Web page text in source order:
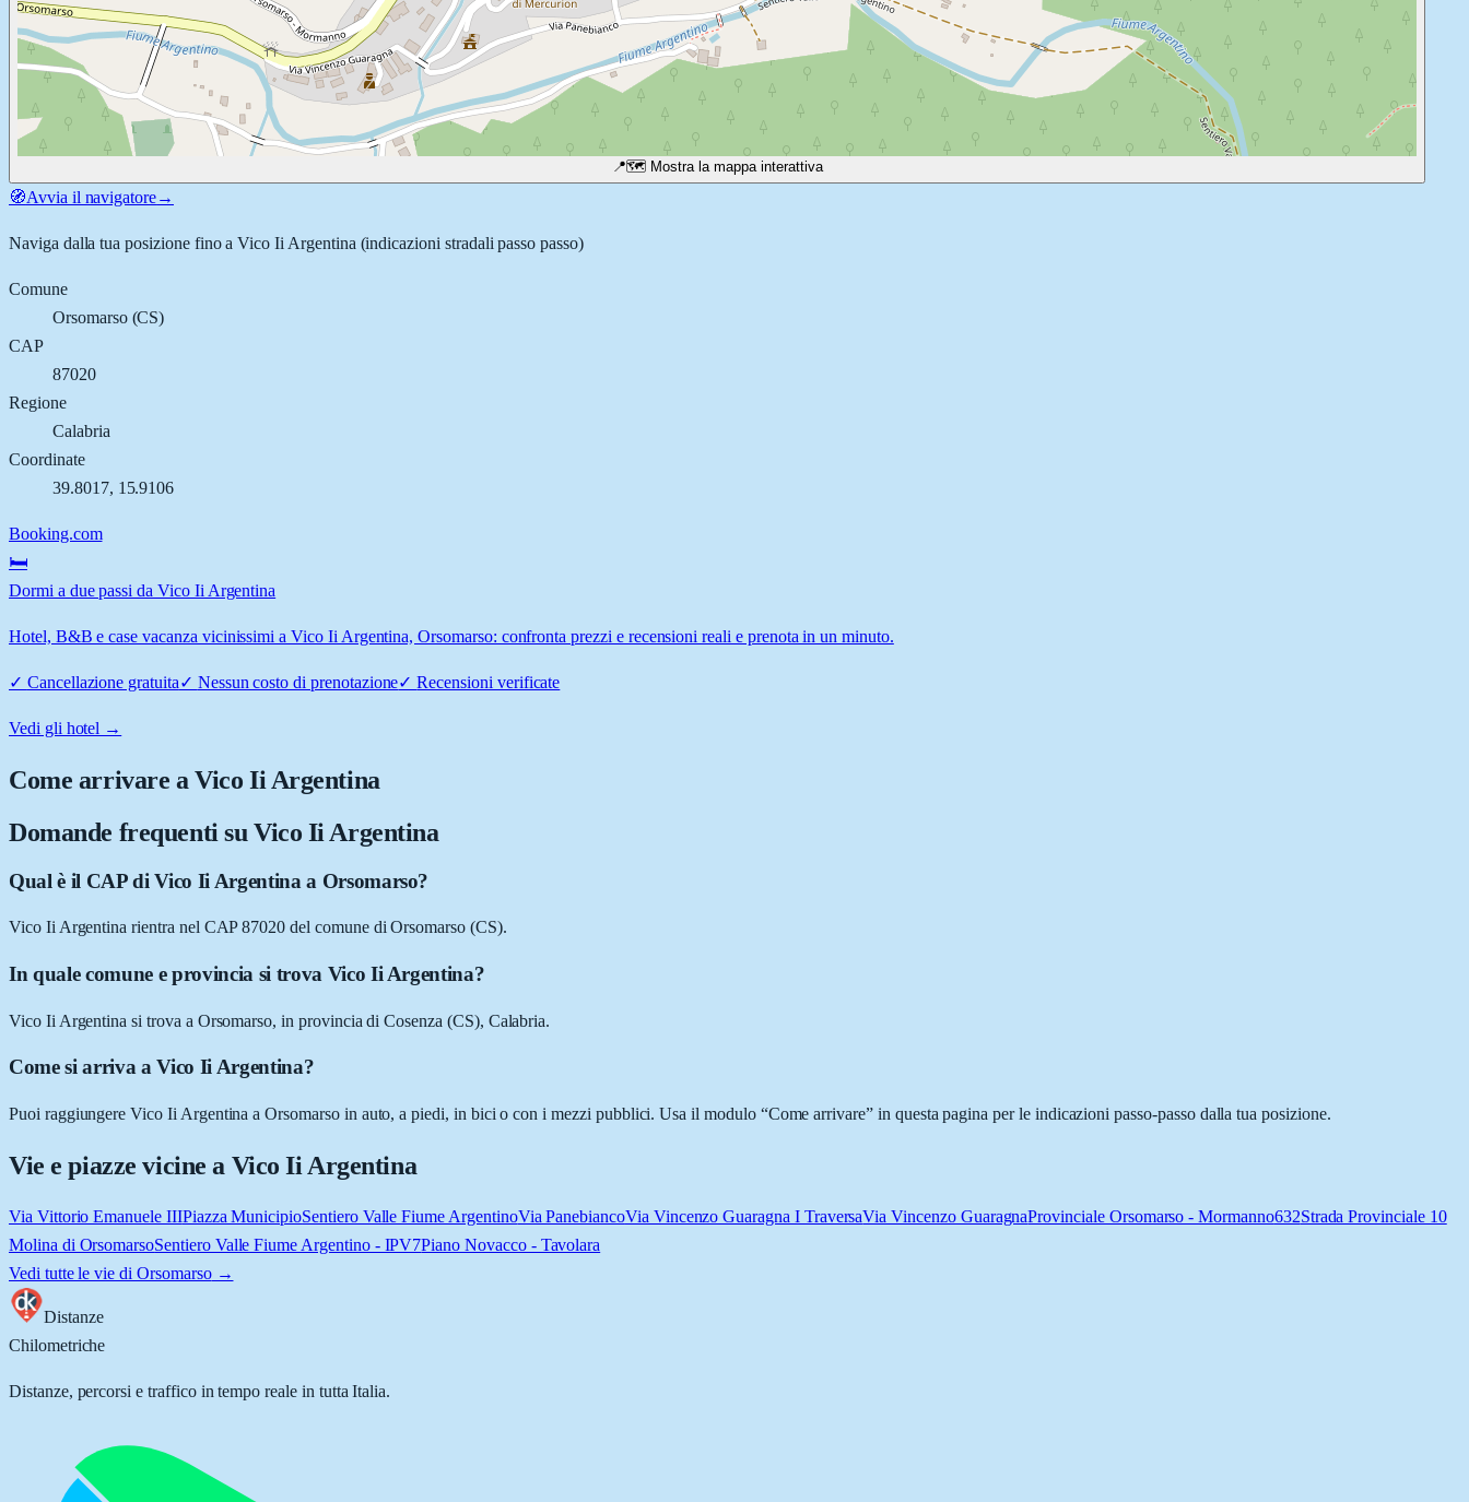
📍🗺️ Mostra la mappa interattiva
🧭Avvia il navigatore→
Naviga dalla tua posizione fino aVico Ii Argentina (indicazioni stradali passo passo)
Comune
Orsomarso(CS)
CAP
87020
Regione
Calabria
Coordinate
39.8017, 15.9106
Booking.com
🛏️
Dormi a due passi da Vico Ii Argentina
Hotel, B&B e case vacanza vicinissimi a Vico Ii Argentina, Orsomarso: confronta prezzi e recensioni reali e prenota in un minuto.
✓ Cancellazione gratuita✓ Nessun costo di prenotazione✓Recensioni verificate
Vedi gli hotel →
Come arrivare aVico Ii Argentina
Domande frequenti su Vico Ii Argentina
Qual è il CAP di Vico Ii Argentina a Orsomarso?
Vico Ii Argentina rientra nel CAP 87020 del comune di Orsomarso (CS).
In quale comune e provincia si trova Vico Ii Argentina?
Vico Ii Argentina si trova a Orsomarso, in provincia di Cosenza (CS), Calabria.
Come si arriva a Vico Ii Argentina?
Puoi raggiungere Vico Ii Argentina a Orsomarso in auto, a piedi, in bici o con i mezzi pubblici. Usa il modulo “Come arrivare” in questa pagina per le indicazioni passo-passo dalla tua posizione.
Vie e piazze vicine a Vico Ii Argentina
Via Vittorio Emanuele IIIPiazza MunicipioSentiero Valle Fiume ArgentinoVia PanebiancoVia Vincenzo Guaragna I TraversaVia Vincenzo GuaragnaProvinciale Orsomarso - Mormanno632Strada Provinciale 10
Molina di OrsomarsoSentiero Valle Fiume Argentino - IPV7Piano Novacco - Tavolara
Vedi tutte le vie di Orsomarso→
Distanze
Chilometriche
Distanze, percorsi e traffico in tempo reale in tutta Italia.